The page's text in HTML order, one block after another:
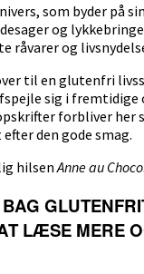
som byder på
og
råvarer og
til en glutenfri
sig i fremtidige
forbliver her
den gode smag.
hilsenAnne au
LÆSE MERE